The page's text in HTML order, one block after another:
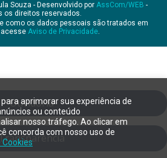
aprimorar sua experiência de
ou conteúdo
nosso tráfego. Ao clicar em
concorda com nosso uso de
Cookies
Souza - Desenvolvido por AssCom/WEB -
os direitos reservados.
como os dados pessoais são tratados em
Aviso de Privacidade.
Ouvidoria